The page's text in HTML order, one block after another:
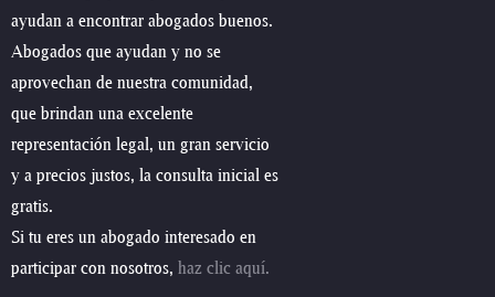
ayudan a encontrar abogados buenos.
Abogados que ayudan y no se
aprovechan de nuestra comunidad,
que brindan una excelente
representación legal, un gran servicio
y a precios justos, la consulta inicial es
gratis.
Si tu eres un abogado interesado en
participar con nosotros, haz clic aquí.